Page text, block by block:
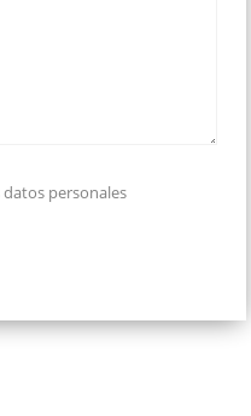
personales